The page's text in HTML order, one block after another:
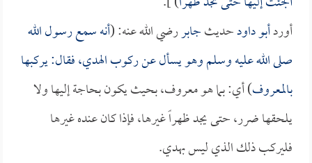
أوردأبو داودحديثجابررضي الله عنه: (أنه سمع رسول الله
صلى الله عليه وسلم وهو يسأل عن ركوب الهدي، فقال: يركبها
بالمعروف) أي: بما هو معروف، بحيث يكون بحاجة إليها ولا
يلحقها ضرر، حتى يجد ظهراً غيرها، فإذا كان عنده غيرها
فليركب ذلك الذي ليس بهدي.